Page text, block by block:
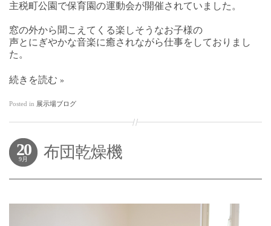
主税町公園で保育園の運動会が開催されていました。
窓の外から聞こえてくる楽しそうなお子様の
声とにぎやかな音楽に癒されながら仕事をしておりまし
た。
続きを読む
Posted in 展示場ブログ
20
9月 布団乾燥機